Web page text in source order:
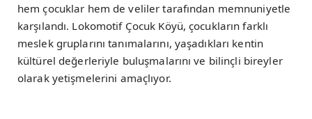
hem çocuklar hem de veliler tarafından memnuniyetle
karşılandı. Lokomotif Çocuk Köyü, çocukların farklı
meslek gruplarını tanımalarını, yaşadıkları kentin
kültürel değerleriyle buluşmalarını ve bilinçli bireyler
olarak yetişmelerini amaçlıyor.